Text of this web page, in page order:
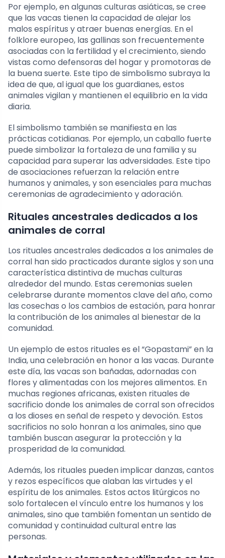
Por ejemplo, en algunas culturas asiáticas, se cree
que las vacas tienen la capacidad de alejar los
malos espíritus y atraer buenas energías. En el
folklore europeo, las gallinas son frecuentemente
asociadas con la fertilidad y el crecimiento, siendo
vistas como defensoras del hogar y promotoras de
la buena suerte. Este tipo de simbolismo subraya la
idea de que, al igual que los guardianes, estos
animales vigilan y mantienen el equilibrio en la vida
diaria.
El simbolismo también se manifiesta en las
prácticas cotidianas. Por ejemplo, un caballo fuerte
puede simbolizar la fortaleza de una familia y su
capacidad para superar las adversidades. Este tipo
de asociaciones refuerzan la relación entre
humanos y animales, y son esenciales para muchas
ceremonias de agradecimiento y adoración.
Rituales ancestrales dedicados a los
animales de corral
Los rituales ancestrales dedicados a los animales de
corral han sido practicados durante siglos y son una
característica distintiva de muchas culturas
alrededor del mundo. Estas ceremonias suelen
celebrarse durante momentos clave del año, como
las cosechas o los cambios de estación, para honrar
la contribución de los animales al bienestar de la
comunidad.
Un ejemplo de estos rituales es el “Gopastami” en la
India, una celebración en honor a las vacas. Durante
este día, las vacas son bañadas, adornadas con
flores y alimentadas con los mejores alimentos. En
muchas regiones africanas, existen rituales de
sacrificio donde los animales de corral son ofrecidos
a los dioses en señal de respeto y devoción. Estos
sacrificios no solo honran a los animales, sino que
también buscan asegurar la protección y la
prosperidad de la comunidad.
Además, los rituales pueden implicar danzas, cantos
y rezos específicos que alaban las virtudes y el
espíritu de los animales. Estos actos litúrgicos no
solo fortalecen el vínculo entre los humanos y los
animales, sino que también fomentan un sentido de
comunidad y continuidad cultural entre las
personas.